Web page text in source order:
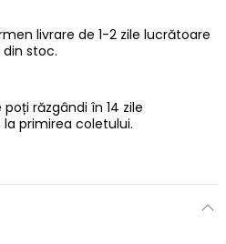
livrare de 1-2 zile lucrătoare
stoc.
poți răzgândi în 14 zile
primirea coletului.